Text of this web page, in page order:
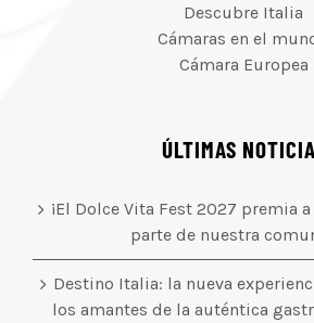
Descubre Italia
Cámaras en el
Cámara Europea
ÚLTIMAS
¡El Dolce Vita Fest 2027 premia
parte de nuestra
Destino Italia: la nueva
los amantes de la auténtica